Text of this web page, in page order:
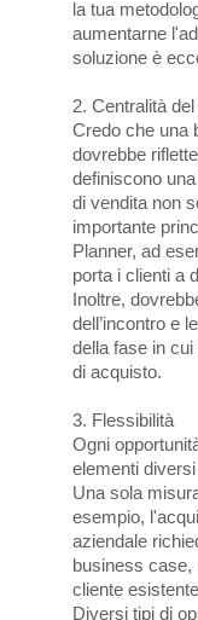
la tua
aumentarne
soluzione è
2. Centralità
Credo che una
dovrebbe
definiscono
di vendita non
importante
Planner, ad
porta i clienti a
Inoltre,
dell’incontro e
della fase in
di acquisto.
3. Flessibilità
Ogni
elementi
Una sola
esempio,
aziendale
business case,
cliente
Diversi tipi di